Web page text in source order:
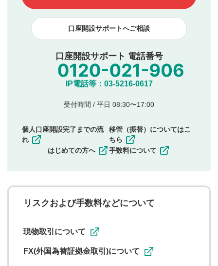
下記の項目に該当すると判断された投稿内容は、掲載を
見合わせる場合がございます。
本動画コンテンツとは無関係の内容の投稿
他者への誹謗中傷や差別的表現投稿
公序良俗に反する内容の投稿
氏名、住所、電話番号など個人を特定できる情報の
他のサイトへの誘導や営利目的、広告・宣伝を目
他者の権利（商標、著作権、その他の知的財産
その他当社が不適切と判断した投稿
一度投稿した評価およびコメントの変更・削除はできま
に関する著作者人格権を行使しないことに同意します。利
用者が投稿したコメントは、当社サービスの広告・宣伝、
ることがあります。
口座開設サポートへご相談
口座開設サポート 電話番号
IP電話等：03-5216-0617
受付時間 / 平日 08:30〜17:00
個人口座開設完了までの流
れ
はじめての方へ
移管（振替）についてはこ
ちら
手数料について
リスクおよび手数料などについて
現物取引について
FX(外国為替証拠金取引)について